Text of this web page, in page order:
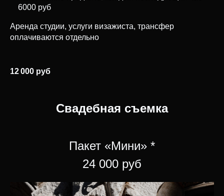
6000 руб
Аренда студии, услуги визажиста, трансфер
оплачиваются отдельно
12 000 руб
Свадебная съемка
Пакет «Мини» *
24 000 руб